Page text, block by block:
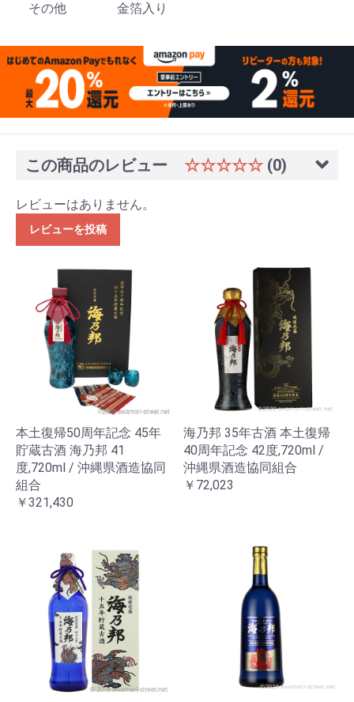
その他
金箔入り
この商品のレビュー ☆☆☆☆☆ (0)
レビューはありません。
レビューを投稿
本土復帰50周年記念 45年
貯蔵古酒 海乃邦 41
度,720ml / 沖縄県酒造協同
組合
￥321,430
海乃邦 35年古酒 本土復帰
40周年記念 42度,720ml /
沖縄県酒造協同組合
￥72,023